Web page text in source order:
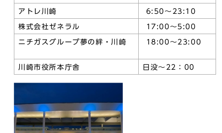
アトレ川崎 6:50～23:10
株式会社ゼネラル 17:00～5:00
ニチガスグループ夢の絆・川崎 18:00～23:00
川崎市役所本庁舎 日没～22：00